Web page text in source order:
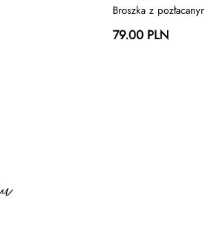
Broszka z
79.00 PLN